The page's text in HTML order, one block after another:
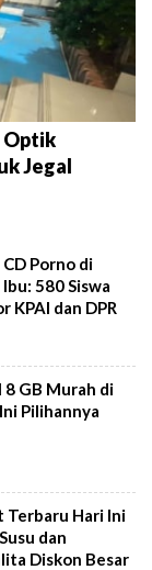
Optik
Jegal
Porno di
580 Siswa
KPAI dan DPR
8 GB Murah di
Pilihannya
Terbaru Hari Ini
dan
Diskon Besar